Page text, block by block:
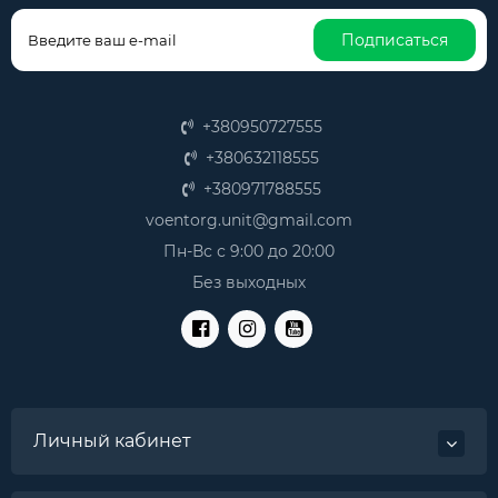
(активисты).
Ношение оружия таким способом не только
обеспечивает быстрый доступ к нему, но и служит
это является более эффективным способом донести
свою мысль и успокоить возможного агрессора или
злоумышленника, нежели применение по
Какими особенностями обладает
кобура на бедро
Современная набедренная кобура купить которую вы
сможете в нашем военторге, представляет собой
устройство для ношения оружия, которое крепится
непосредственно на бедре, поверх тактических брюк,
Подписаться
+380950727555
+380632118555
+380971788555
voentorg.unit@gmail.com
Пн-Вс с 9:00 до 20:00
Без выходных
Личный кабинет